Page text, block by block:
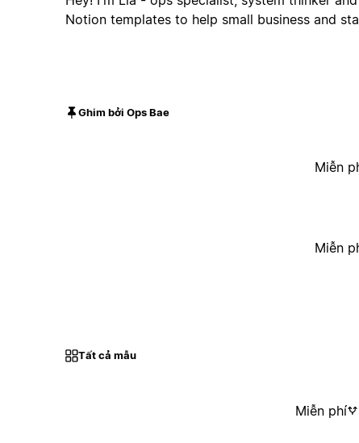
Notion templates to help small business and
Ghim bởi Ops Bae
Miễn
Miễn
Tất cả mẫu
Miễn phí